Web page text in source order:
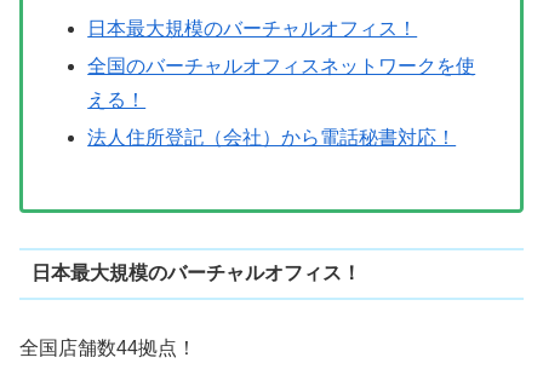
日本最大規模のバーチャルオフィス！
全国のバーチャルオフィスネットワークを使
える！
法人住所登記（会社）から電話秘書対応！
日本最大規模のバーチャルオフィス！
全国店舗数44拠点！